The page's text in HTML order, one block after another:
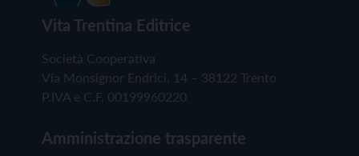
Vita Trentina Editrice
Società Cooperativa
Via Monsignor Endrici, 14 – 38122 Trento
P.IVA e C.F. 00199960220
Amministrazione trasparente